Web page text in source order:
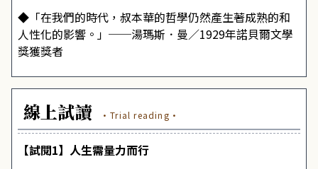
◆「在我們的時代，叔本華的哲學仍然產生著成熟的和
人性化的影響。」──湯瑪斯．曼／1929年諾貝爾文學
獎獲獎者
線上試讀 ·Trial reading·
【試閱1】人生需量力而行